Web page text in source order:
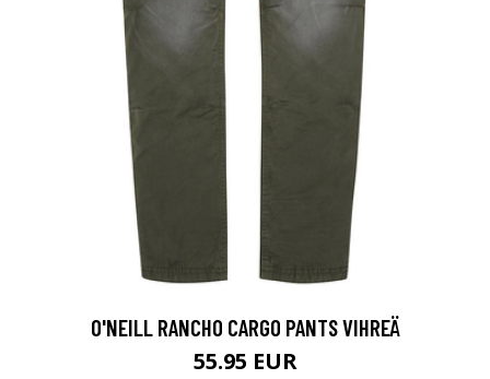
O'NEILL RANCHO CARGO PANTS VIHREÄ
55.95 EUR